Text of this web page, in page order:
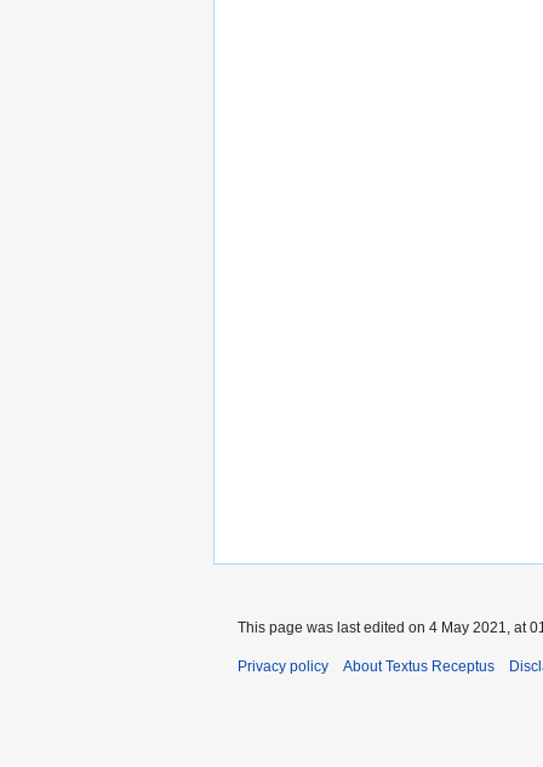
This page was last edited on 4 May 2021, at
Privacy policy About Textus Receptus